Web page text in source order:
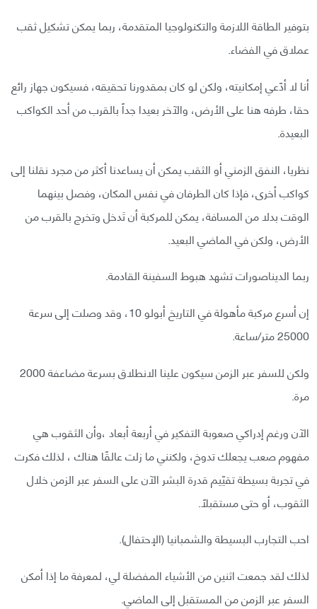
بتوفير الطاقة اللازمة والتكنولوجيا المتقدمة، ربما يمكن تشكيل ثقب
عملاق في الفضاء.
أنا لا أدّعي إمكانيته، ولكن لو كان بمقدورنا تحقيقه، فسيكون جهاز رائع
حقا، طرفه هنا على الأرض، والآخر بعيدا جداً بالقرب من أحد الكواكب
البعيدة.
نظريا، النفق الزمني أو الثقب يمكن أن يساعدنا أكثر من مجرد نقلنا إلى
كواكب أخرى، فإذا كان الطرفان في نفس المكان، وفصل بينهما
الوقت بدلا من المسافة، يمكن للمركبة أن تَدخل وتخرج بالقرب من
الأرض، ولكن في الماضي البعيد.
ربما الديناصورات تشهد هبوط السفينة القادمة.
إن أسرع مركبة مأهولة في التاريخ أبولو 10، وقد وصلت إلى سرعة
25000 متر/ساعة.
ولكن للسفر عبر الزمن سيكون علينا الانطلاق بسرعة مضاعفة 2000
مرة.
الآن ورغم إدراكي صعوبة التفكير في أربعة أبعاد ،وأن الثقوب هي
مفهوم صعب يجعلك تدوخ، ولكنني ما زلت عالقًا هناك ، لذلك فكرت
في تجربة بسيطة تقيّيم قدرة البشر الآن على السفر عبر الزمن خلال
الثقوب، أو حتى مستقبلًا.
احب التجارب البسيطة والشمبانيا (الإحتفال).
لذلك لقد جمعت اثنين من الأشياء المفضلة لي، لمعرفة ما إذا أمكن
السفر عبر الزمن من المستقبل إلى الماضي.